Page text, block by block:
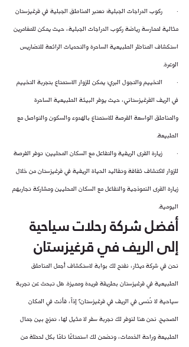
·        ركوب الدراجات الجبلية: تعتبر المناطق الجبلية في قرغيزستان
مثالية لممارسة رياضة ركوب الدراجات الجبلية، حيث يمكن للمغامرين
استكشاف المناظر الطبيعية الساحرة والتحديات الرائعة للتضاريس
الوعرة.
·        التخييم والتجول البري: يمكن للزوار الاستمتاع بتجربة التخييم
في الريف القرغيزستاني، حيث يوفر البيئة الطبيعية الساحرة
والمناطق الواسعة الفرصة للاستمتاع بالهدوء والسكون والتواصل مع
الطبيعة.
·        زيارة القرى الريفية والتفاعل مع السكان المحليين: توفر الفرصة
للزوار لاكتشاف ثقافة وتقاليد الحياة الريفية في قرغيزستان من خلال
زيارة القرى النموذجية والتفاعل مع السكان المحليين ومشاركة تجاربهم
اليومية.
أفضل شركة رحلات سياحية
إلى الريف في قرغيزستان
نحن في شركة ديثار، نفتح لك بوابة لاستكشاف أجمل المناطق
الطبيعية في قرغيزستان بطريقة فريدة ومميزة. هل تبحث عن تجربة
سياحية لا تُنسى في الريف في قرغيزستان؟ إذاً، فأنت في المكان
الصحيح. نحن هنا لنوفر لك تجربة سفر لا مثيل لها، تمزج بين جمال
الطبيعة وراحة الخدمات، وتضمن لك استمتاعًا تامًا بكل لحظة من